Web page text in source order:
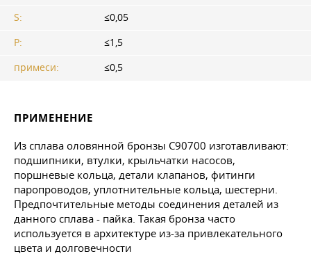
S:
≤0,05
P:
≤1,5
примеси:
≤0,5
ПРИМЕНЕНИЕ
Из сплава оловянной бронзы С90700 изготавливают:
подшипники, втулки, крыльчатки насосов,
поршневые кольца, детали клапанов, фитинги
паропроводов, уплотнительные кольца, шестерни.
Предпочтительные методы соединения деталей из
данного сплава - пайка. Такая бронза часто
используется в архитектуре из-за привлекательного
цвета и долговечности